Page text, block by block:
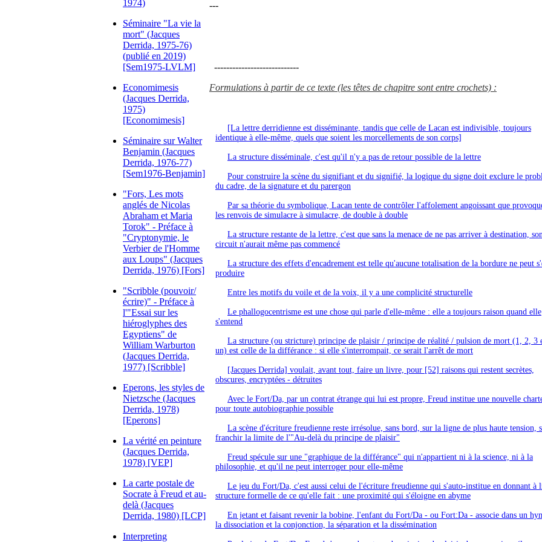
1974)
Séminaire "La vie la
mort" (Jacques
Derrida, 1975-76)
(publié en 2019)
[Sem1975-LVLM]
Economimesis
(Jacques Derrida,
1975)
[Economimesis]
Séminaire sur Walter
Benjamin (Jacques
Derrida, 1976-77)
[Sem1976-Benjamin]
"Fors, Les mots
anglés de Nicolas
Abraham et Maria
Torok" - Préface à
"Cryptonymie, le
Verbier de l'Homme
aux Loups" (Jacques
Derrida, 1976) [Fors]
"Scribble (pouvoir/
écrire)" - Préface à
l'"Essai sur les
hiéroglyphes des
Egyptiens" de
William Warburton
(Jacques Derrida,
1977) [Scribble]
Eperons, les styles de
Nietzsche (Jacques
Derrida, 1978)
[Eperons]
La vérité en peinture
(Jacques Derrida,
1978) [VEP]
La carte postale de
Socrate à Freud et au-
delà (Jacques
Derrida, 1980) [LCP]
Interpreting
---
----------------------------
Formulations à partir de ce texte (les têtes de chapitre sont entre crochets) :
[La lettre derridienne est disséminante, tandis que celle de Lacan est indivisible, toujours
identique à elle-même, quels que soient les morcellements de son corps]
La structure disséminale, c'est qu'il n'y a pas de retour possible de la lettre
Pour construire la scène du signifiant et du signifié, la logique du signe doit exclure le
du cadre, de la signature et du parergon
Par sa théorie du symbolique, Lacan tente de contrôler l'affolement angoissant que
les renvois de simulacre à simulacre, de double à double
La structure restante de la lettre, c'est que sans la menace de ne pas arriver à destination,
circuit n'aurait même pas commencé
La structure des effets d'encadrement est telle qu'aucune totalisation de la bordure ne peut
produire
Entre les motifs du voile et de la voix, il y a une complicité structurelle
Le phallogocentrisme est une chose qui parle d'elle-même : elle a toujours raison quand elle
s'entend
La structure (ou stricture) principe de plaisir / principe de réalité / pulsion de mort (1, 2, 3
un) est celle de la différance : si elle s'interrompait, ce serait l'arrêt de mort
[Jacques Derrida] voulait, avant tout, faire un livre, pour [52] raisons qui restent secrètes,
obscures, encryptées - détruites
Avec le Fort/Da, par un contrat étrange qui lui est propre, Freud institue une nouvelle
pour toute autobiographie possible
La scène d'écriture freudienne reste irrésolue, sans bord, sur la ligne de plus haute tension,
franchir la limite de l'"Au-delà du principe de plaisir"
Freud spécule sur une "graphique de la différance" qui n'appartient ni à la science, ni à la
philosophie, et qu'il ne peut interroger pour elle-même
Le jeu du Fort/Da, c'est aussi celui de l'écriture freudienne qui s'auto-institue en donnant à
structure formelle de ce qu'elle fait : une proximité qui s'éloigne en abyme
En jetant et faisant revenir la bobine, l'enfant du Fort/Da - ou Fort:Da - associe dans un
la dissociation et la conjonction, la séparation et la dissémination